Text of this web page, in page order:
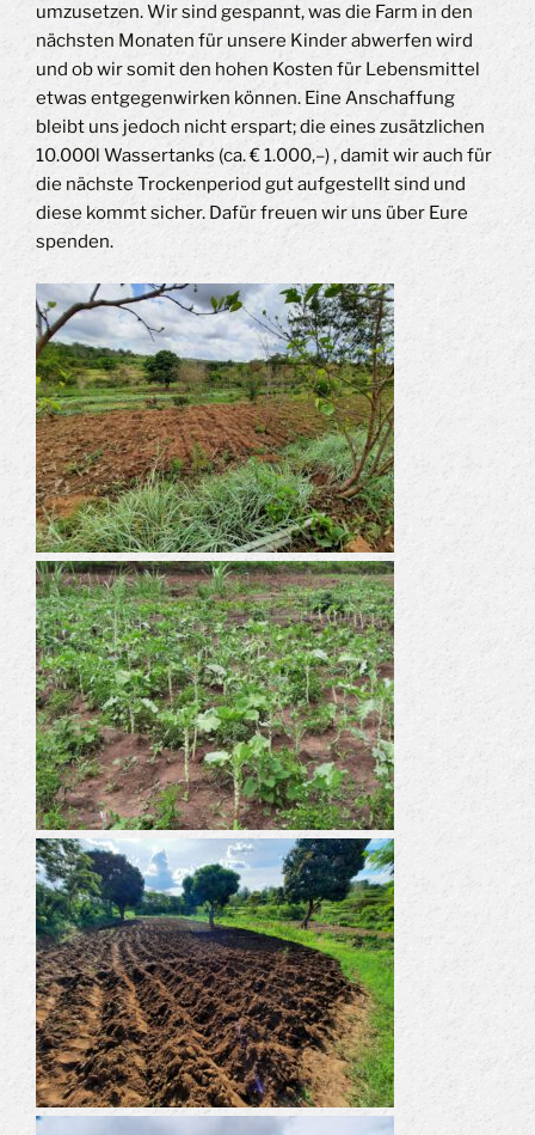
umzusetzen. Wir sind gespannt, was die Farm in den
nächsten Monaten für unsere Kinder abwerfen wird
und ob wir somit den hohen Kosten für Lebensmittel
etwas entgegenwirken können. Eine Anschaffung
bleibt uns jedoch nicht erspart; die eines zusätzlichen
10.000l Wassertanks (ca. € 1.000,–) , damit wir auch für
die nächste Trockenperiod gut aufgestellt sind und
diese kommt sicher. Dafür freuen wir uns über Eure
spenden.